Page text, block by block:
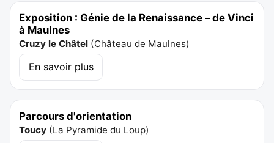
Exposition : Génie de la Renaissance – de Vinci
à Maulnes
Cruzy le Châtel (Château de Maulnes)
En savoir plus
Parcours d'orientation
Toucy (La Pyramide du Loup)